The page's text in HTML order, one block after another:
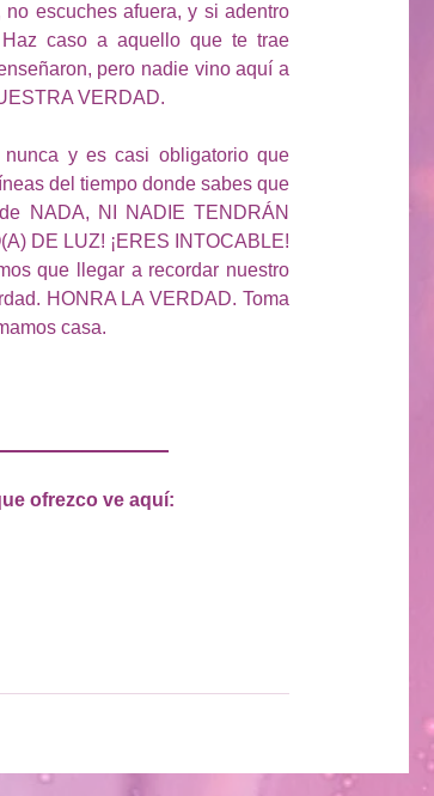
escuches afuera, y si adentro
caso a aquello que te trae
pero nadie vino aquí a
VERDAD.
y es casi obligatorio que
del tiempo donde sabes que
NADA, NI NADIE TENDRÁN
DE LUZ! ¡ERES INTOCABLE!
que llegar a recordar nuestro
HONRA LA VERDAD. Toma
casa.
ofrezco ve aquí: